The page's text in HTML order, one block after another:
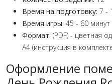
Время на подготовку: 7 -
Время игры: 45 - 60 минут
Формат: (PDF) - цветная
А4 (инструкция в
Оформление